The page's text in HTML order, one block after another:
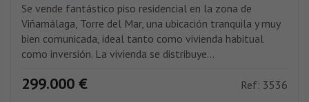
Se vende fantástico piso residencial en la zona de
Viñamálaga, Torre del Mar, una ubicación tranquila y muy
bien comunicada, ideal tanto como vivienda habitual
como inversión. La vivienda se distribuye...
299.000 € Ref: 3536